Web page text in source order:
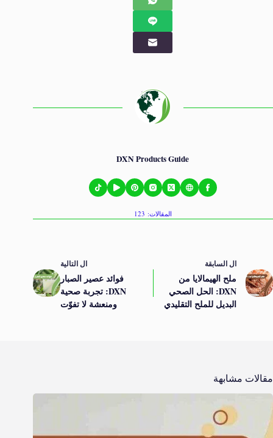
DXN Products Guide
المقالات: 123
الالسابقة
ملح الهيمالايا من
DXN: الحل الصحي
البديل للملح التقليدي
الالتالية
فوائد عصير الصبار
DXN: تجربة صحية
ومنعشة لا تفوّت
مقالات مشابهة